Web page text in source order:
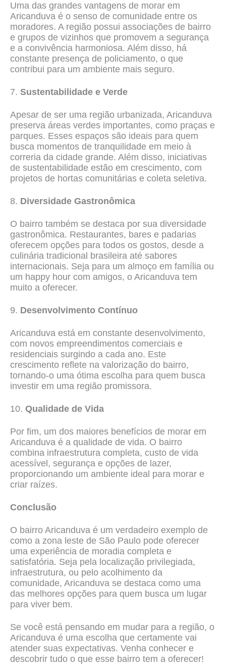
Uma das grandes vantagens de morar em
Aricanduva é o senso de comunidade entre os
moradores. A região possui associações de bairro
e grupos de vizinhos que promovem a segurança
e a convivência harmoniosa. Além disso, há
constante presença de policiamento, o que
contribui para um ambiente mais seguro.
7. Sustentabilidade e Verde
Apesar de ser uma região urbanizada, Aricanduva
preserva áreas verdes importantes, como praças e
parques. Esses espaços são ideais para quem
busca momentos de tranquilidade em meio à
correria da cidade grande. Além disso, iniciativas
de sustentabilidade estão em crescimento, com
projetos de hortas comunitárias e coleta seletiva.
8. Diversidade Gastronômica
O bairro também se destaca por sua diversidade
gastronômica. Restaurantes, bares e padarias
oferecem opções para todos os gostos, desde a
culinária tradicional brasileira até sabores
internacionais. Seja para um almoço em família ou
um happy hour com amigos, o Aricanduva tem
muito a oferecer.
9. Desenvolvimento Contínuo
Aricanduva está em constante desenvolvimento,
com novos empreendimentos comerciais e
residenciais surgindo a cada ano. Este
crescimento reflete na valorização do bairro,
tornando-o uma ótima escolha para quem busca
investir em uma região promissora.
10. Qualidade de Vida
Por fim, um dos maiores benefícios de morar em
Aricanduva é a qualidade de vida. O bairro
combina infraestrutura completa, custo de vida
acessível, segurança e opções de lazer,
proporcionando um ambiente ideal para morar e
criar raízes.
Conclusão
O bairro Aricanduva é um verdadeiro exemplo de
como a zona leste de São Paulo pode oferecer
uma experiência de moradia completa e
satisfatória. Seja pela localização privilegiada,
infraestrutura, ou pelo acolhimento da
comunidade, Aricanduva se destaca como uma
das melhores opções para quem busca um lugar
para viver bem.
Se você está pensando em mudar para a região, o
Aricanduva é uma escolha que certamente vai
atender suas expectativas. Venha conhecer e
descobrir tudo o que esse bairro tem a oferecer!